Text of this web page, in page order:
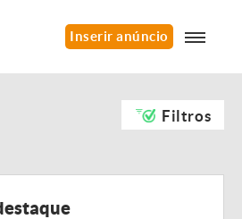
Inserir anúncio
Filtros